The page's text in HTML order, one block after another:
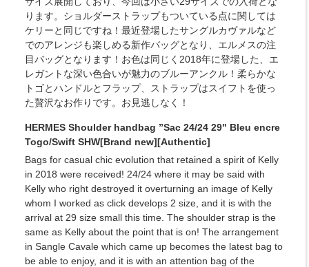
ります。ショルダーストラップもついている点に関しては
ケリーと同じですね！最近登場したサングルカヴァルなど
でのアレンジも楽しめる新作バッグとなり、エルメスの注
目バッグとなります！お色は同じく2018年に登場した、エ
レガントな深い色合いが魅力のブルーアンクル！柔らかな
トゴとハンドルとフラップ、ストラップはスイフトを使っ
た贅沢なお作りです。お見逃しなく！
HERMES Shoulder handbag ”Sac 24/24 29" Bleu encre
Togo/Swift SHW[Brand new][Authentic]
Bags for casual chic evolution that retained a spirit of Kelly
in 2018 were received! 24/24 where it may be said with
Kelly who right destroyed it overturning an image of Kelly
whom I worked as click develops 2 size, and it is with the
arrival at 29 size small this time. The shoulder strap is the
same as Kelly about the point that is on! The arrangement
in Sangle Cavale which came up becomes the latest bag to
be able to enjoy, and it is with an attention bag of the